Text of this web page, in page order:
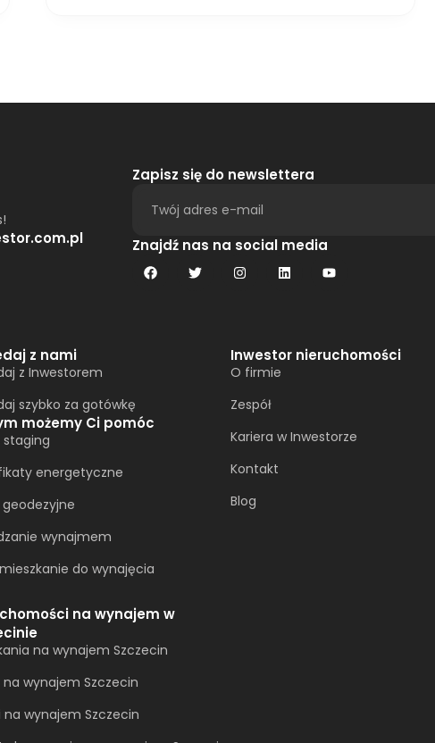
Zapisz się do newslettera
Alternative:
Znajdź nas na social media
z nami
z Inwestorem
szybko za gotówkę
możemy Ci pomóc
staging
energetyczne
geodezyjne
wynajmem
mieszkanie do wynajęcia
Inwestor nieruchomości
O firmie
Zespół
Kariera w Inwestorze
Kontakt
Blog
na wynajem w
na wynajem Szczecin
wynajem Szczecin
na wynajem Szczecin